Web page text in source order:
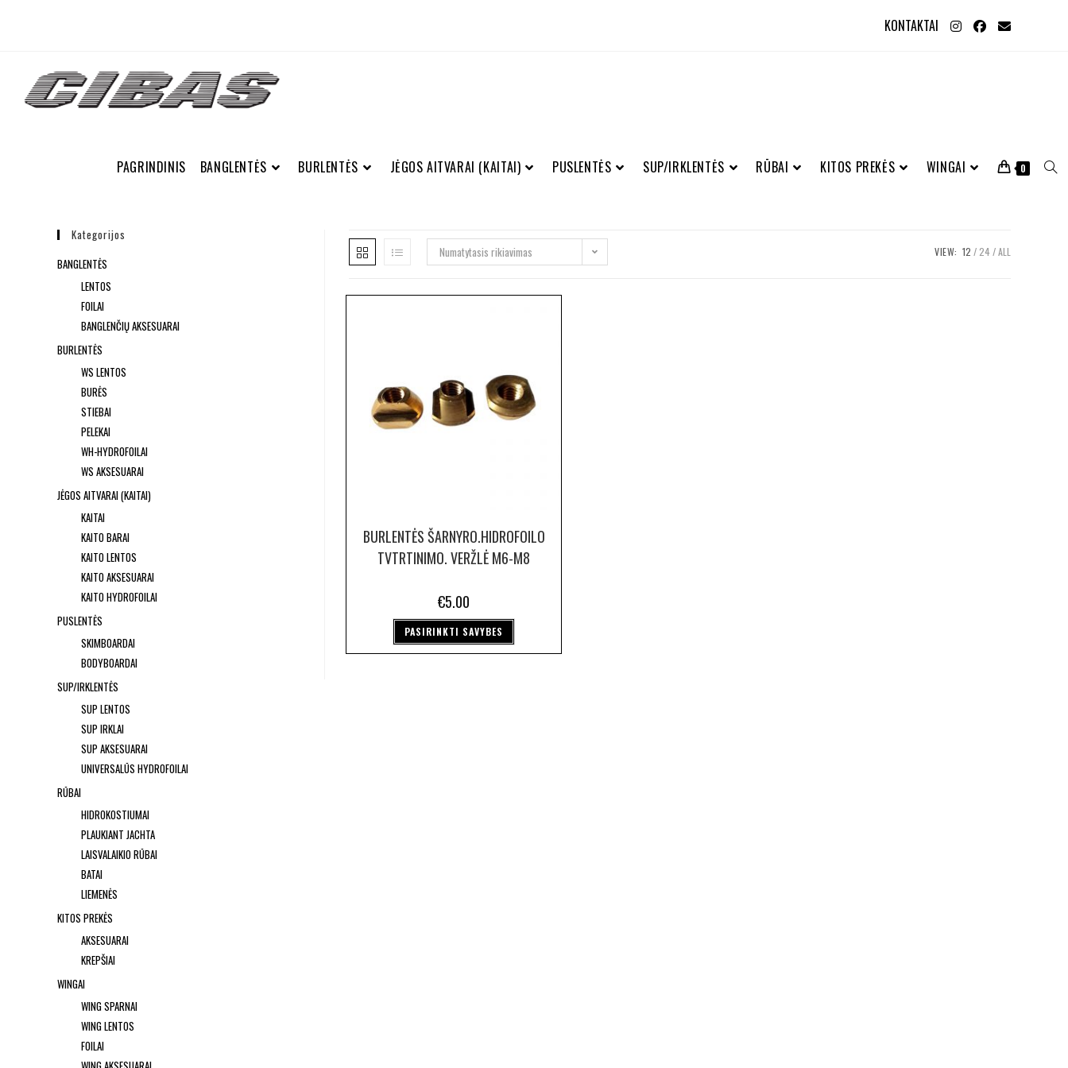
KONTAKTAI
PAGRINDINIS BANGLENTĖS BURLENTĖS JĖGOS AITVARAI (KAITAI) PUSLENTĖS SUP/IRKLENTĖS RŪBAI KITOS PREKĖS WINGAI 0
Numatytasis rikiavimas VIEW: 12 24 ALL
BURLENTĖS ŠARNYRO.HIDROFOILO
TVTRTINIMO. VERŽLĖ M6-M8
€5.00
PASIRINKTI SAVYBES
Kategorijos
BANGLENTĖS
LENTOS
FOILAI
BANGLENČIŲ AKSESUARAI
BURLENTĖS
WS LENTOS
BURĖS
STIEBAI
PELEKAI
WH-HYDROFOILAI
WS AKSESUARAI
JĖGOS AITVARAI (KAITAI)
KAITAI
KAITO BARAI
KAITO LENTOS
KAITO AKSESUARAI
KAITO HYDROFOILAI
PUSLENTĖS
SKIMBOARDAI
BODYBOARDAI
SUP/IRKLENTĖS
SUP LENTOS
SUP IRKLAI
SUP AKSESUARAI
UNIVERSALŪS HYDROFOILAI
RŪBAI
HIDROKOSTIUMAI
PLAUKIANT JACHTA
LAISVALAIKIO RŪBAI
BATAI
LIEMENĖS
KITOS PREKĖS
AKSESUARAI
KREPŠIAI
WINGAI
WING SPARNAI
WING LENTOS
FOILAI